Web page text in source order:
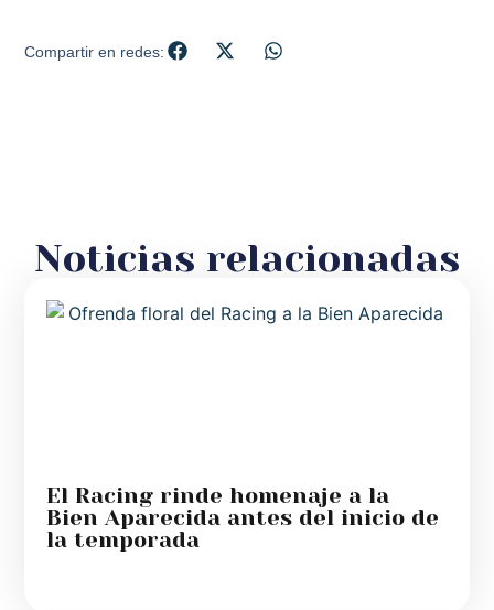
Compartir en redes:
Noticias relacionadas
El Racing rinde homenaje a la
Bien Aparecida antes del inicio de
la temporada